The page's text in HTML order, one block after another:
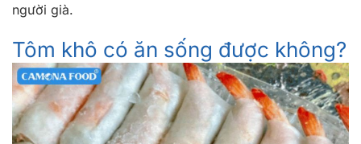
người già.
Tôm khô có ăn sống được không?